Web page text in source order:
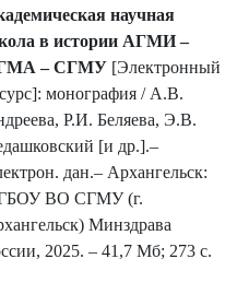
научная
в истории АГМИ –
– СГМУ [Электронный
монография / А.В.
Р.И. Беляева, Э.В.
[и др.].–
дан.– Архангельск:
ВО СГМУ (г.
Минздрава
2025. – 41,7 Мб; 273 с.